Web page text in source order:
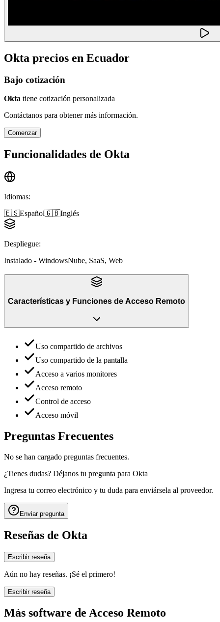
Okta precios en Ecuador
Bajo cotización
Okta tiene cotización personalizada
Contáctanos para obtener más información.
Comenzar
Funcionalidades de Okta
Idiomas:
🇪🇸Español🇬🇧Inglés
Despliegue:
Instalado - WindowsNube, SaaS, Web
Características y Funciones de Acceso Remoto
Uso compartido de archivos
Uso compartido de la pantalla
Acceso a varios monitores
Acceso remoto
Control de acceso
Acceso móvil
Preguntas Frecuentes
No se han cargado preguntas frecuentes.
¿Tienes dudas? Déjanos tu pregunta para Okta
Ingresa tu correo electrónico y tu duda para enviársela al proveedor.
Enviar pregunta
Reseñas de Okta
Escribir reseña
Aún no hay reseñas. ¡Sé el primero!
Escribir reseña
Más software de Acceso Remoto